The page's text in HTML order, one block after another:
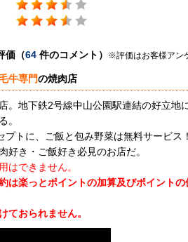
価（64 件のコメント） ※評価はお客様アン
牛専門の焼肉店
。地下鉄2号線中山公園駅連結の好立地に
。
プトに、ご飯と包み野菜は無料サービス！
好き・ご飯好き必見のお店だ。
できません。
は楽っとポイントの加算及びポイントの
おられません。